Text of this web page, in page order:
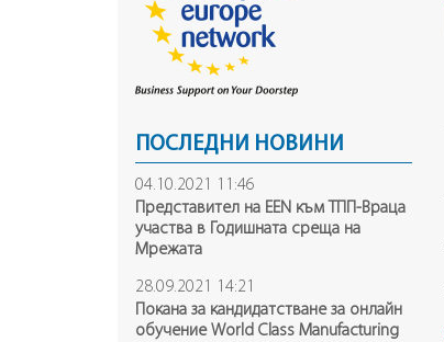
ПОСЛЕДНИ НОВИНИ
04.10.2021 11:46
Представител на ЕEN към ТПП-Враца
участва в Годишната среща на
Mрежата
28.09.2021 14:21
Покана за кандидатстване за онлайн
обучение World Class Manufacturing